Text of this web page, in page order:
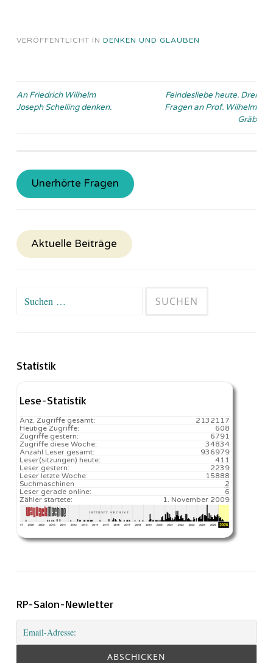
VERÖFFENTLICHT IN DENKEN UND GLAUBEN
Beitragsnavigation
An Friedrich Wilhelm
Joseph Schelling denken.
Feindesliebe heute. Drei
Fragen an Prof. Wilhelm
Gräb
Unerhörte Fragen
Aktuelle Beiträge
Suchen
Statistik
Lese-Statistik
2132117
Anz. Zugriffe gesamt:
608
Heutige Zugriffe:
6791
Zugriffe gestern:
34834
Zugriffe diese Woche:
936979
Anzahl Leser gesamt:
411️
Leser(sitzungen) heute:
2239
Leser gestern:
15888️
Leser letzte Woche:
2
Suchmaschinen
6
Leser gerade online:
1. November 2009
Zähler startete:
RP-Salon-Newletter